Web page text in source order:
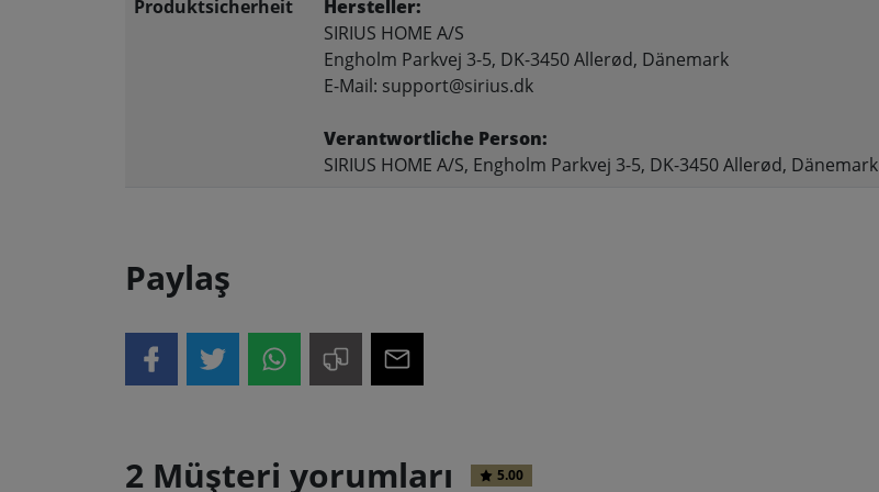
Produktsicherheit
Hersteller:
SIRIUS HOME A/S
Engholm Parkvej 3-5, DK-3450 Allerød, Dänemark
E-Mail: support@sirius.dk
Verantwortliche Person:
SIRIUS HOME A/S, Engholm Parkvej 3-5, DK-3450 Allerød, Dänemark
Paylaş
2 Müşteri yorumları 5.00